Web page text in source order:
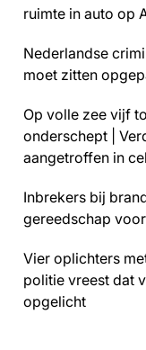
ruimte in auto op
Nederlandse
moet zitten
Op volle zee vijf
onderschept |
aangetroffen in cel
Inbrekers bij
gereedschap
Vier oplichters
politie vreest dat
opgelicht